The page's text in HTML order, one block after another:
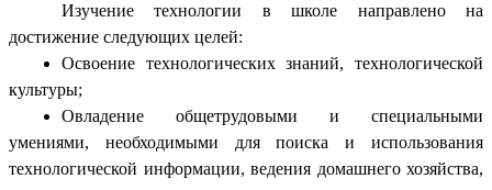
Изучение технологии в школе направлено на
достижение следующих целей:
Освоение технологических знаний, технологической
культуры;
Овладение общетрудовыми и специальными
умениями, необходимыми для поиска и использования
технологической информации, ведения домашнего хозяйства,